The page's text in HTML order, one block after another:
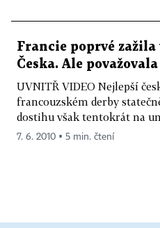
Francie poprvé zažila
Česka. Ale
UVNITŘ VIDEO Nejlepší
francouzském derby
dostihu však tentokrát na
7. 6. 2010 ▪ 5 min. čtení